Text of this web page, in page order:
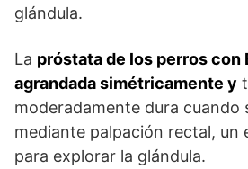
glándula.
La próstata de los perros con
agrandada simétricamente y
moderadamente dura cuando
mediante palpación rectal, un
para explorar la glándula.